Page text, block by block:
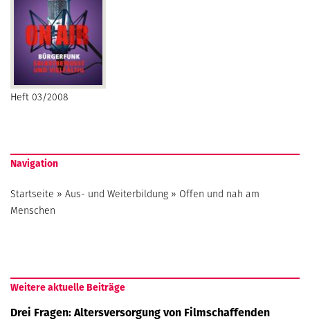
Heft 03/2008
Navigation
Startseite » Aus- und Weiterbildung » Offen und nah am
Menschen
Weitere aktuelle Beiträge
Drei Fragen: Altersversorgung von Filmschaffenden